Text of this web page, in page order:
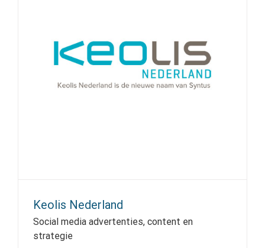
Keolis Nederland
Social media advertenties, content en
strategie